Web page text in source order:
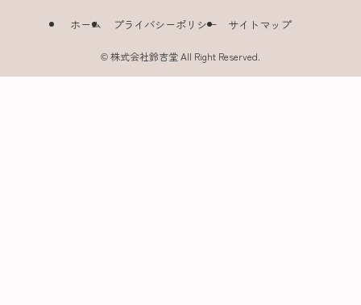
ホーム プライバシーポリシー サイトマップ
©株式会社鈴吉堂 All Right Reserved.